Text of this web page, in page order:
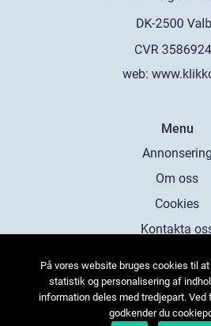
web:
Menu
Annonsering
Om oss
Cookies
Kontakta
På vores website bruges cookies til
statistik og personalisering af
information deles med tredjepart.
godkender du